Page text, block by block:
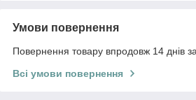
Умови повернення
Повернення товару впродовж 14 днів
Всі умови повернення